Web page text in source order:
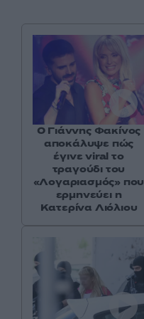
Ο Γιάννης Φακίνος
αποκάλυψε πώς
έγινε viral το
τραγούδι του
«Λογαριασμός» που
ερμηνεύει η
Κατερίνα Λιόλιου